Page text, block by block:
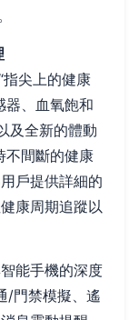
尖上的健康
器、血氧飽和
及全新的體動
不間斷的健康
戶提供詳細的
康周期追蹤以
能手機的深度
/門禁模擬、遙